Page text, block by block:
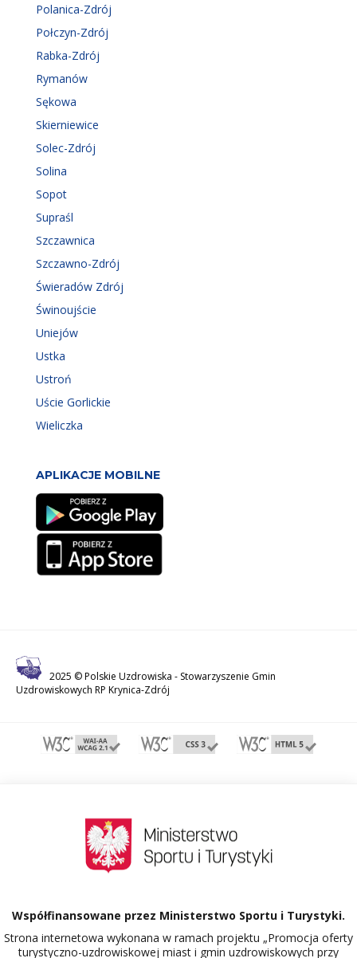
Polanica-Zdrój
Połczyn-Zdrój
Rabka-Zdrój
Rymanów
Sękowa
Skierniewice
Solec-Zdrój
Solina
Sopot
Supraśl
Szczawnica
Szczawno-Zdrój
Świeradów Zdrój
Świnoujście
Uniejów
Ustka
Ustroń
Uście Gorlickie
Wieliczka
APLIKACJE MOBILNE
2025 © Polskie Uzdrowiska - Stowarzyszenie Gmin
Uzdrowiskowych RP Krynica-Zdrój
Współfinansowane przez Ministerstwo Sportu i Turystyki.
Strona internetowa wykonana w ramach projektu „Promocja oferty
turystyczno-uzdrowiskowej miast i gmin uzdrowiskowych przy